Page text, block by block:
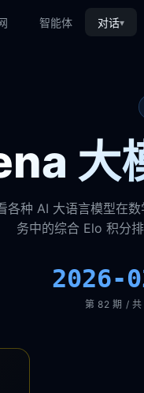
智能体 对话▾
大
各种 AI 大语言模型在
务中的综合 Elo 积分
2026-
第 82 期 / 共